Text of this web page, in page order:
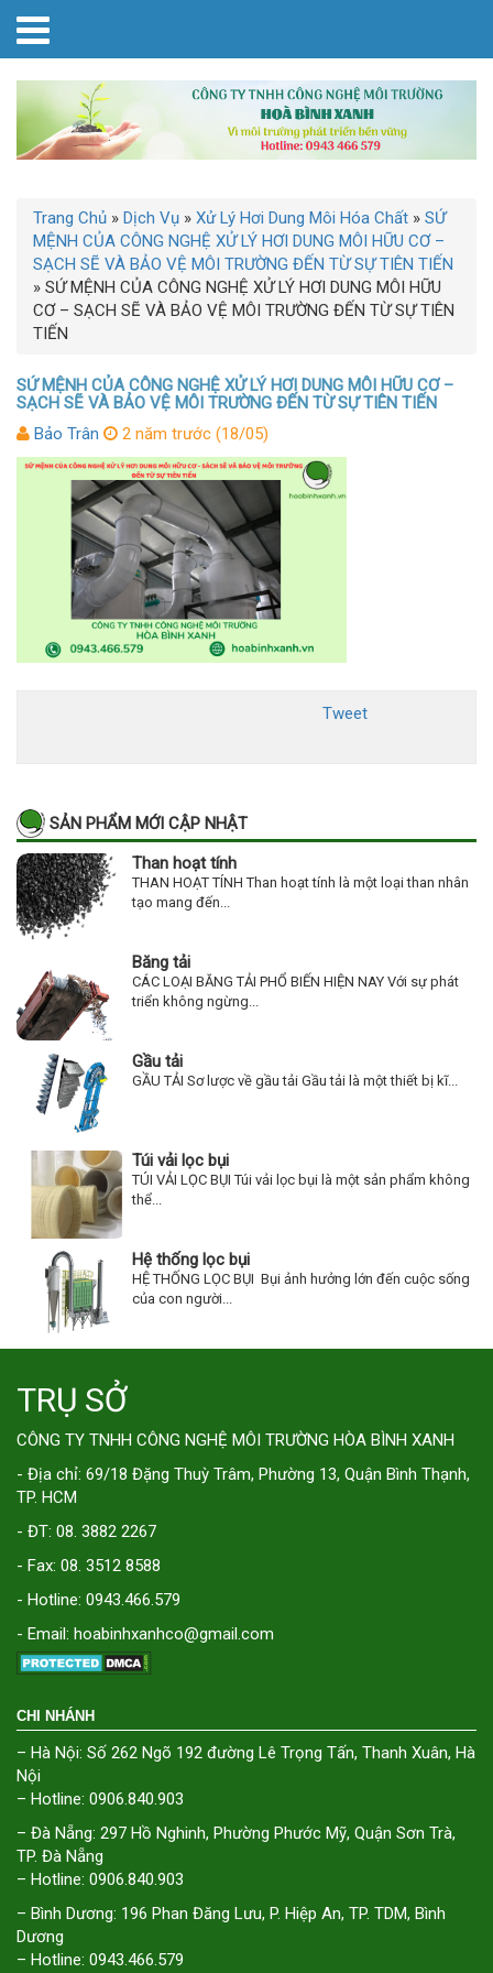
Trang Chủ » Dịch Vụ » Xử Lý Hơi Dung Môi Hóa Chất » SỨ
MỆNH CỦA CÔNG NGHỆ XỬ LÝ HƠI DUNG MÔI HỮU CƠ –
SẠCH SẼ VÀ BẢO VỆ MÔI TRƯỜNG ĐẾN TỪ SỰ TIÊN TIẾN
» SỨ MỆNH CỦA CÔNG NGHỆ XỬ LÝ HƠI DUNG MÔI HỮU
CƠ – SẠCH SẼ VÀ BẢO VỆ MÔI TRƯỜNG ĐẾN TỪ SỰ TIÊN
TIẾN
SỨ MỆNH CỦA CÔNG NGHỆ XỬ LÝ HƠI DUNG MÔI HỮU CƠ –
SẠCH SẼ VÀ BẢO VỆ MÔI TRƯỜNG ĐẾN TỪ SỰ TIÊN TIẾN
Bảo Trân
2 năm trước (18/05)
Tweet
SẢN PHẨM MỚI CẬP NHẬT
Than hoạt tính
THAN HOẠT TÍNH Than hoạt tính là một loại than nhân
tạo mang đến...
Băng tải
CÁC LOẠI BĂNG TẢI PHỔ BIẾN HIỆN NAY Với sự phát
triển không ngừng...
Gầu tải
GẦU TẢI Sơ lược về gầu tải Gầu tải là một thiết bị kĩ...
Túi vải lọc bụi
TÚI VẢI LỌC BỤI Túi vải lọc bụi là một sản phẩm không
thể...
Hệ thống lọc bụi
HỆ THỐNG LỌC BỤI Bụi ảnh hưởng lớn đến cuộc sống
của con người...
TRỤ SỞ
CÔNG TY TNHH CÔNG NGHỆ MÔI TRƯỜNG HÒA BÌNH XANH
- Địa chỉ: 69/18 Đặng Thuỳ Trâm, Phường 13, Quận Bình Thạnh,
TP. HCM
- ĐT: 08. 3882 2267
- Fax: 08. 3512 8588
- Hotline: 0943.466.579
- Email: hoabinhxanhco@gmail.com
CHI NHÁNH
– Hà Nội: Số 262 Ngõ 192 đường Lê Trọng Tấn, Thanh Xuân, Hà
Nội
– Hotline: 0906.840.903
– Đà Nẵng: 297 Hồ Nghinh, Phường Phước Mỹ, Quận Sơn Trà,
TP. Đà Nẵng
– Hotline: 0906.840.903
– Bình Dương: 196 Phan Đăng Lưu, P. Hiệp An, TP. TDM, Bình
Dương
– Hotline: 0943.466.579